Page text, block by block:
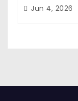
Jun 4, 2026